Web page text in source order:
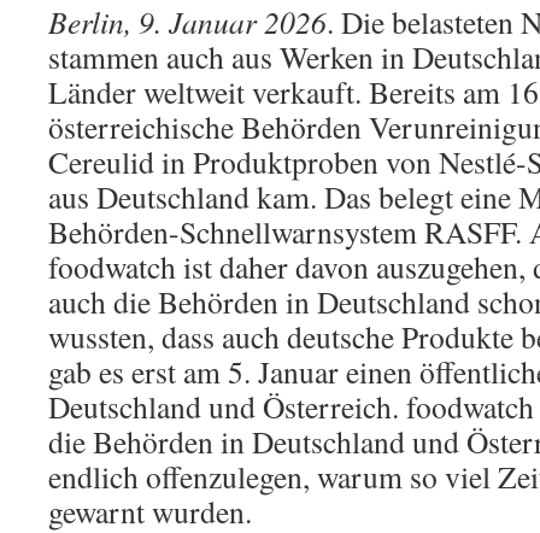
Berlin, 9. Januar 2026. Die belasteten
stammen auch aus Werken in
Länder weltweit verkauft. Bereits am
österreichische Behörden
Cereulid in Produktproben von Nestlé-
aus Deutschland kam. Das belegt eine
Behörden-Schnellwarnsystem RASFF.
foodwatch ist daher davon auszugehen,
auch die Behörden in Deutschland
wussten, dass auch deutsche Produkte
gab es erst am 5. Januar einen
Deutschland und Österreich.
die Behörden in Deutschland und
endlich offenzulegen, warum so viel
gewarnt wurden.